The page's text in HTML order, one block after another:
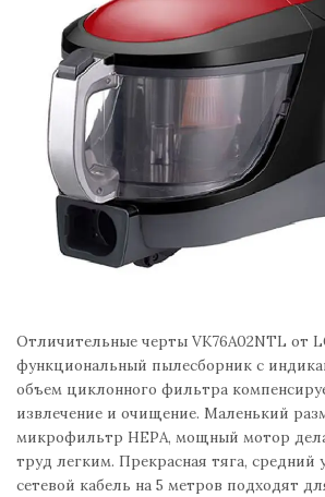
Отличительные черты VK76A02NTL от
функциональный пылесборник с
объем циклонного фильтра
извлечение и очищение. Маленький
микрофильтр НЕРА, мощный мотор
труд легким. Прекрасная тяга, средний
сетевой кабель на 5 метров подходят